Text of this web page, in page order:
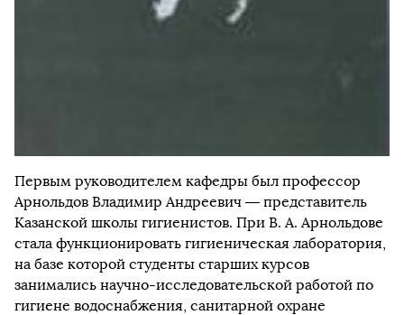
Первым руководителем кафедры был профессор
Арнольдов Владимир Андреевич — представитель
Казанской школы гигиенистов. При В. А. Арнольдове
стала функционировать гигиеническая лаборатория,
на базе которой студенты старших курсов
занимались научно-исследовательской работой по
гигиене водоснабжения, санитарной охране